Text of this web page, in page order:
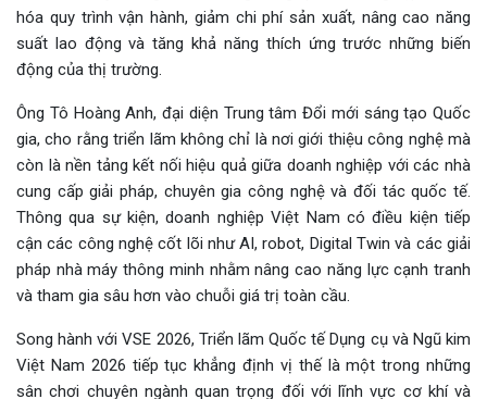
hóa quy trình vận hành, giảm chi phí sản xuất, nâng cao năng
suất lao động và tăng khả năng thích ứng trước những biến
động của thị trường.
Ông Tô Hoàng Anh, đại diện Trung tâm Đổi mới sáng tạo Quốc
gia, cho rằng triển lãm không chỉ là nơi giới thiệu công nghệ mà
còn là nền tảng kết nối hiệu quả giữa doanh nghiệp với các nhà
cung cấp giải pháp, chuyên gia công nghệ và đối tác quốc tế.
Thông qua sự kiện, doanh nghiệp Việt Nam có điều kiện tiếp
cận các công nghệ cốt lõi như AI, robot, Digital Twin và các giải
pháp nhà máy thông minh nhằm nâng cao năng lực cạnh tranh
và tham gia sâu hơn vào chuỗi giá trị toàn cầu.
Song hành với VSE 2026, Triển lãm Quốc tế Dụng cụ và Ngũ kim
Việt Nam 2026 tiếp tục khẳng định vị thế là một trong những
sân chơi chuyên ngành quan trọng đối với lĩnh vực cơ khí và